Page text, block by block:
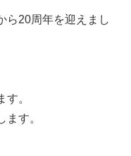
ら20周年を迎えまし
。
す。